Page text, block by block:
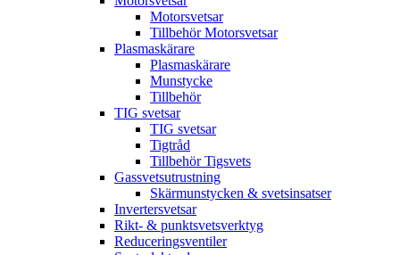
Motorsvetsar
Tillbehör Motorsvetsar
Plasmaskärare
Plasmaskärare
Munstycke
Tillbehör
TIG svetsar
TIG svetsar
Tigtråd
Tillbehör Tigsvets
Gassvetsutrustning
Skärmunstycken & svetsinsatser
Invertersvetsar
Rikt- & punktsvetsverktyg
Reduceringsventiler